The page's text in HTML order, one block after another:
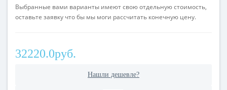
Выбранные вами варианты имеют свою отдельную стоимость,
оставьте заявку что бы мы моги рассчитать конечную цену.
32220.0руб.
Нашли дешевле?